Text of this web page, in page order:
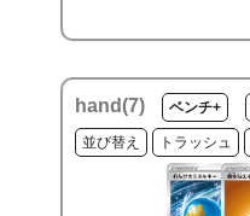
hand(7) ベンチ+
並び替え トラッシュ